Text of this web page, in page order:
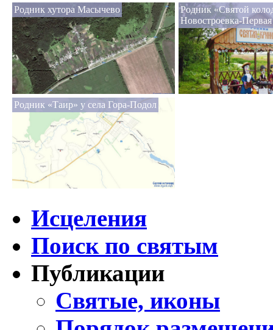
Родник хутора Масычево
Родник «Святой
Новостроевка-Первая
Родник «Таир» у села Гора-Подол
Исцеления
Поиск по святым
Публикации
Святые, иконы